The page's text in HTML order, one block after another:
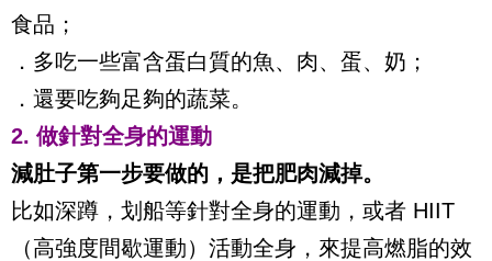
食品；
．多吃一些富含蛋白質的魚、肉、蛋、奶；
．還要吃夠足夠的蔬菜。
2. 做針對全身的運動
減肚子第一步要做的，是把肥肉減掉。
比如深蹲，划船等針對全身的運動，或者 HIIT
（高強度間歇運動）活動全身，來提高燃脂的效